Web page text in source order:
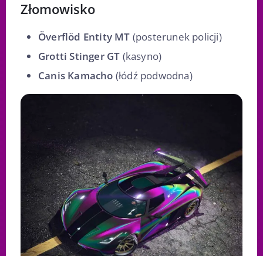
Złomowisko
Överflöd Entity MT (posterunek policji)
Grotti Stinger GT (kasyno)
Canis Kamacho (łódź podwodna)